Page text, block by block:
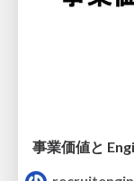
事業価値と